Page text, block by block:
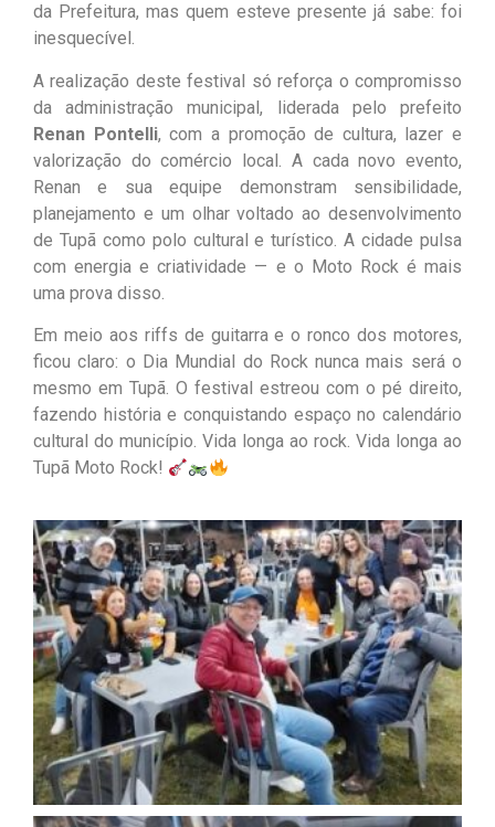
da Prefeitura, mas quem esteve presente já sabe: foi
inesquecível.
A realização deste festival só reforça o compromisso
da administração municipal, liderada pelo prefeito
Renan Pontelli, com a promoção de cultura, lazer e
valorização do comércio local. A cada novo evento,
Renan e sua equipe demonstram sensibilidade,
planejamento e um olhar voltado ao desenvolvimento
de Tupã como polo cultural e turístico. A cidade pulsa
com energia e criatividade — e o Moto Rock é mais
uma prova disso.
Em meio aos riffs de guitarra e o ronco dos motores,
ficou claro: o Dia Mundial do Rock nunca mais será o
mesmo em Tupã. O festival estreou com o pé direito,
fazendo história e conquistando espaço no calendário
cultural do município. Vida longa ao rock. Vida longa ao
Tupã Moto Rock!